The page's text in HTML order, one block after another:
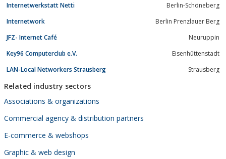
Internetwerkstatt Netti
Berlin-Schöneberg
Internetwork
Berlin Prenzlauer Berg
JFZ- Internet Café
Neuruppin
Key96 Computerclub e.V.
Eisenhüttenstadt
LAN-Local Networkers Strausberg
Strausberg
Related industry sectors
Associations & organizations
Commercial agency & distribution partners
E-commerce & webshops
Graphic & web design